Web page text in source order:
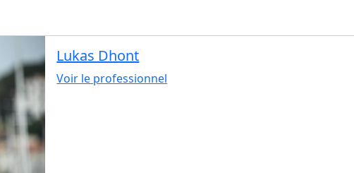
Lukas Dhont
Voir le professionnel